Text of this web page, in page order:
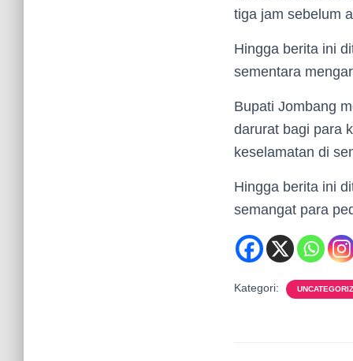
tiga jam sebelum
Hingga berita ini
sementara
Bupati Jombang
darurat bagi para
keselamatan di
Hingga berita ini
semangat para
Kategori: